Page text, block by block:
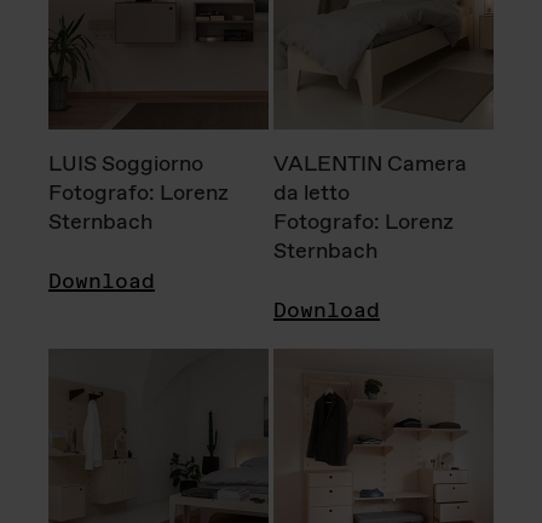
LUIS Soggiorno
Fotografo: Lorenz
Sternbach
Download
VALENTIN Camera
da letto
Fotografo: Lorenz
Sternbach
Download